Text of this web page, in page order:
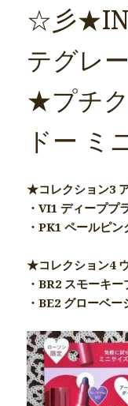
☆彡
テグレ
★プチ
ドー ミ
★コレクション3
・VI1 ディーププ
・PK1 ペールピン
★コレクション4
・BR2 スモーキ
・BE2 グローベー